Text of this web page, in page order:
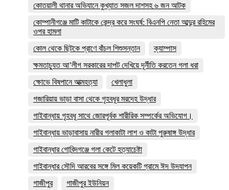
কোতয়ালী থানার অভিযানে কুখ্যাত সজল দাশসহ ৬ জন আটক
কোম্পানীগঞ্জে মাটি কাটাকে কেন্দ্র করে সংঘর্ষ: বিএনপি নেতা আব্দুর রহিমের
ওপর হামলা
কোল থেকে ছিটকে প্রাণে বাঁচল শিশুসন্তান
ক্যাম্পাস
ক্ষমতাচ্যুত আ’লীগ সরকারের দাপট দেখিয়ে দূর্নীতি করতেন গলা ধরা
ক্ষোভে বিষপানে আত্মহত্যা
খেলাধুলা
গজারিয়ায় ভাড়া বাসা থেকে গৃহবধূর মরদেহ উদ্ধার
গাইবান্ধায় গৃহবধূ সাথে জোরপূর্বক শারীরিক সম্পর্কের অভিযোগ।
গাইবান্ধায় ভাড়াবাসায় নারীর গলাকাটা লাশ ও কাটা পুরুষাঙ্গ উদ্ধার
গাইবান্ধার গোবিন্দগঞ্জে গলা কেটে হত্যাচেষ্টা
গাইবান্ধার সৌদি আরবের সঙ্গে মিল কয়েকটি গ্রামে ঈদ উদযাপন
গাজীপুর
গাজীপুর ইউনিয়ন